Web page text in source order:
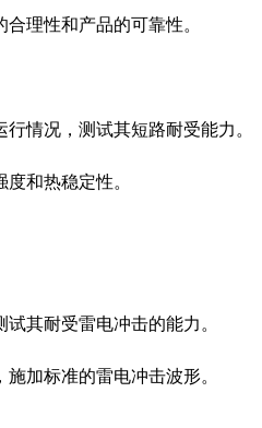
理性和产品的可靠性。
情况，测试其短路耐受能力。
和热稳定性。
其耐受雷电冲击的能力。
加标准的雷电冲击波形。